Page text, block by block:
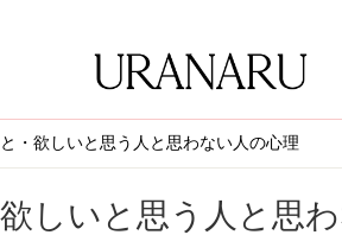
・欲しいと思う人と思わない人の心理
しいと思う人と思